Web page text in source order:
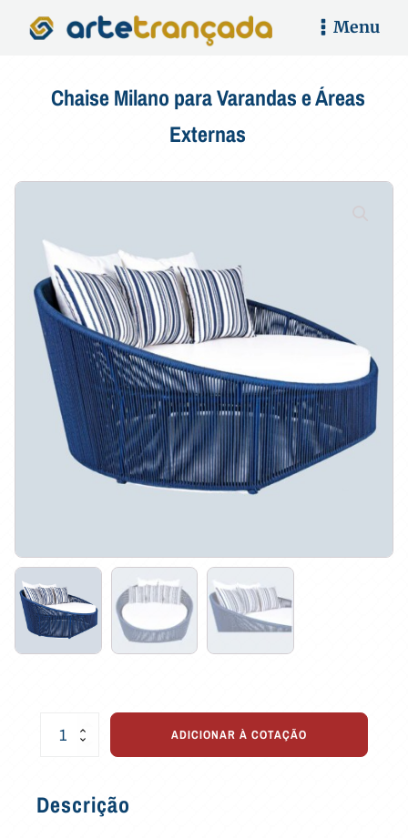
Menu
Chaise Milano para Varandas e Áreas
Externas
Chaise
e
ADICIONAR À COTAÇÃO
Descrição